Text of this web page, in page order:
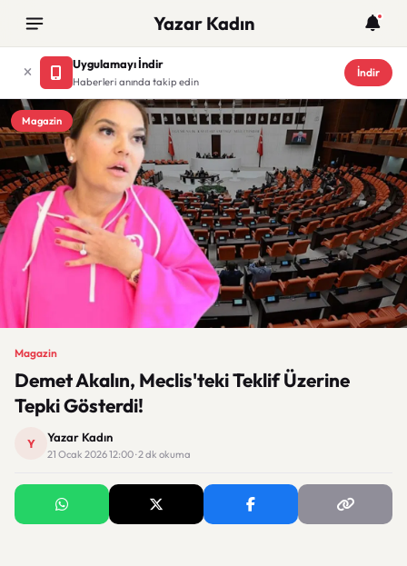
Yazar Kadın
Uygulamayı İndir
Haberleri anında takip edin
İndir
Magazin
Magazin
Demet Akalın, Meclis'teki Teklif Üzerine
Tepki Gösterdi!
Y Yazar Kadın
21 Ocak 2026 12:00 · 2 dk okuma